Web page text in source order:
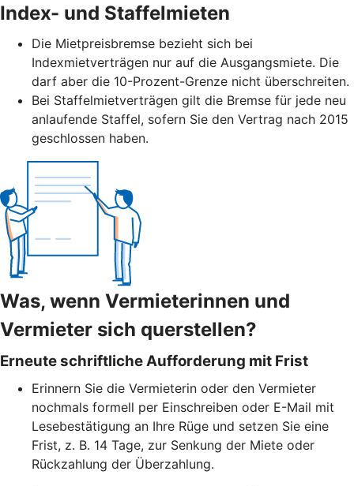
Index- und Staffelmieten
Die Mietpreisbremse bezieht sich bei
Indexmietverträgen nur auf die Ausgangsmiete. Die
darf aber die 10-Prozent-Grenze nicht überschreiten.
Bei Staffelmietverträgen gilt die Bremse für jede neu
anlaufende Staffel, sofern Sie den Vertrag nach 2015
geschlossen haben.
Was, wenn Vermieterinnen und
Vermieter sich querstellen?
Erneute schriftliche Aufforderung mit Frist
Erinnern Sie die Vermieterin oder den Vermieter
nochmals formell per Einschreiben oder E-Mail mit
Lesebestätigung an Ihre Rüge und setzen Sie eine
Frist, z. B. 14 Tage, zur Senkung der Miete oder
Rückzahlung der Überzahlung.